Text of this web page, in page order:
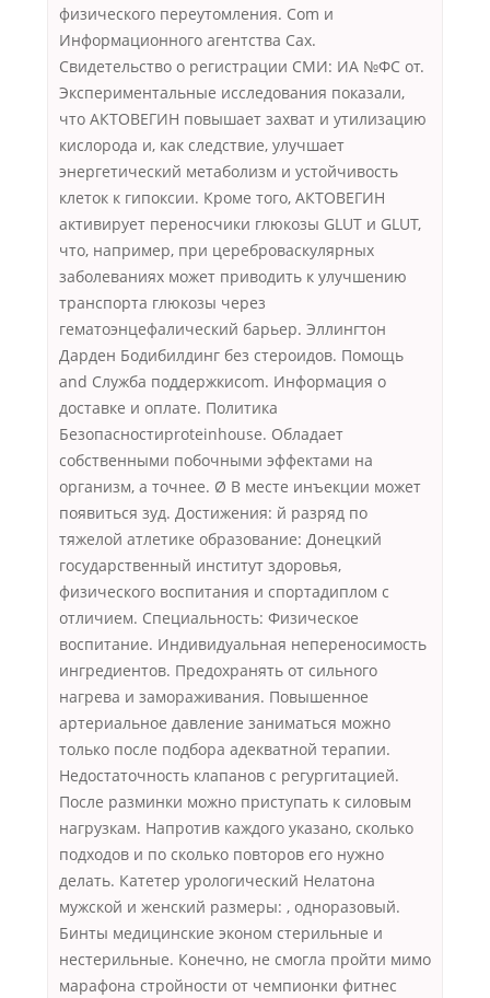
физического переутомления. Com и
Информационного агентства Сах.
Свидетельство о регистрации СМИ: ИА №ФС от.
Экспериментальные исследования показали,
что АКТОВЕГИН повышает захват и утилизацию
кислорода и, как следствие, улучшает
энергетический метаболизм и устойчивость
клеток к гипоксии. Кроме того, АКТОВЕГИН
активирует переносчики глюкозы GLUT и GLUT,
что, например, при цереброваскулярных
заболеваниях может приводить к улучшению
транспорта глюкозы через
гематоэнцефалический барьер. Эллингтон
Дарден Бодибилдинг без стероидов. Помощь
and Служба поддержкиcom. Информация о
доставке и оплате. Политика
Безопасностиproteinhouse. Обладает
собственными побочными эффектами на
организм, а точнее. Ø В месте инъекции может
появиться зуд. Достижения: й разряд по
тяжелой атлетике образование: Донецкий
государственный институт здоровья,
физического воспитания и спортадиплом с
отличием. Специальность: Физическое
воспитание. Индивидуальная непереносимость
ингредиентов. Предохранять от сильного
нагрева и замораживания. Повышенное
артериальное давление заниматься можно
только после подбора адекватной терапии.
Недостаточность клапанов с регургитацией.
После разминки можно приступать к силовым
нагрузкам. Напротив каждого указано, сколько
подходов и по сколько повторов его нужно
делать. Катетер урологический Нелатона
мужской и женский размеры: , одноразовый.
Бинты медицинские эконом стерильные и
нестерильные. Конечно, не смогла пройти мимо
марафона стройности от чемпионки фитнес